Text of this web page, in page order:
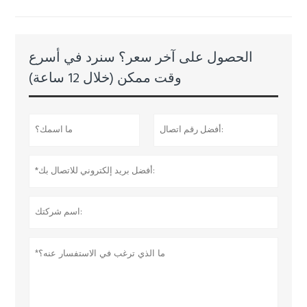
الحصول على آخر سعر؟ سنرد في أسرع
وقت ممكن (خلال 12 ساعة)